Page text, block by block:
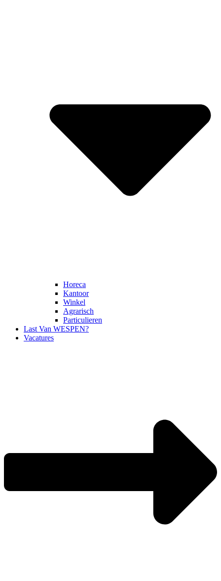
Horeca
Kantoor
Winkel
Agrarisch
Particulieren
Last Van WESPEN?
Vacatures